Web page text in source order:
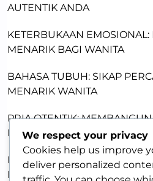
AUTENTIK ANDA
KETERBUKAAN
MENARIK BAGI WANITA
BAHASA TUBUH: SIKAP
MENARIK WANITA
PRIA OTENTIK:
MENARIK WANITA
KEKUATAN KETULUSAN:
DAYA TARIK
We respect your privacy
Cookies help us improve
deliver personalized